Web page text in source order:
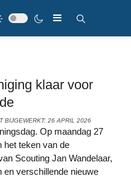
klaar voor
BIJGEWERKT: 26 APRIL 2026
het teken van de
Scouting Jan Wandelaar,
en verschillende nieuwe